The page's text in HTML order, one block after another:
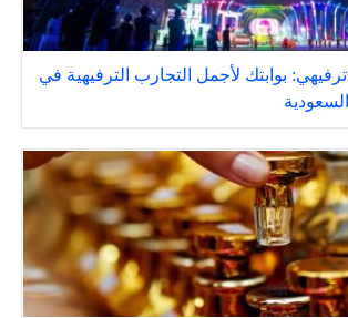
بوابتك لأجمل التجارب الترفيهية في